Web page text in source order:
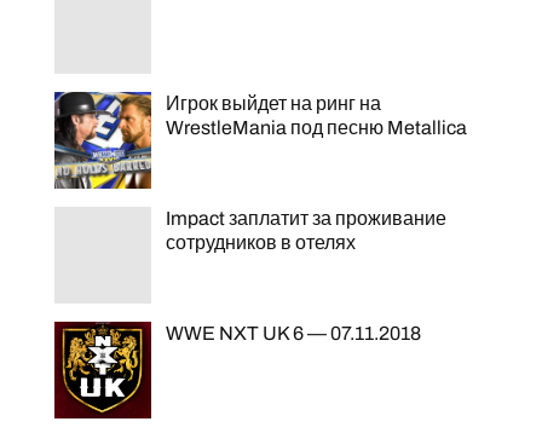
Игрок выйдет на ринг на
WrestleMania под песню Metallica
Impact заплатит за проживание
сотрудников в отелях
WWE NXT UK 6 — 07.11.2018